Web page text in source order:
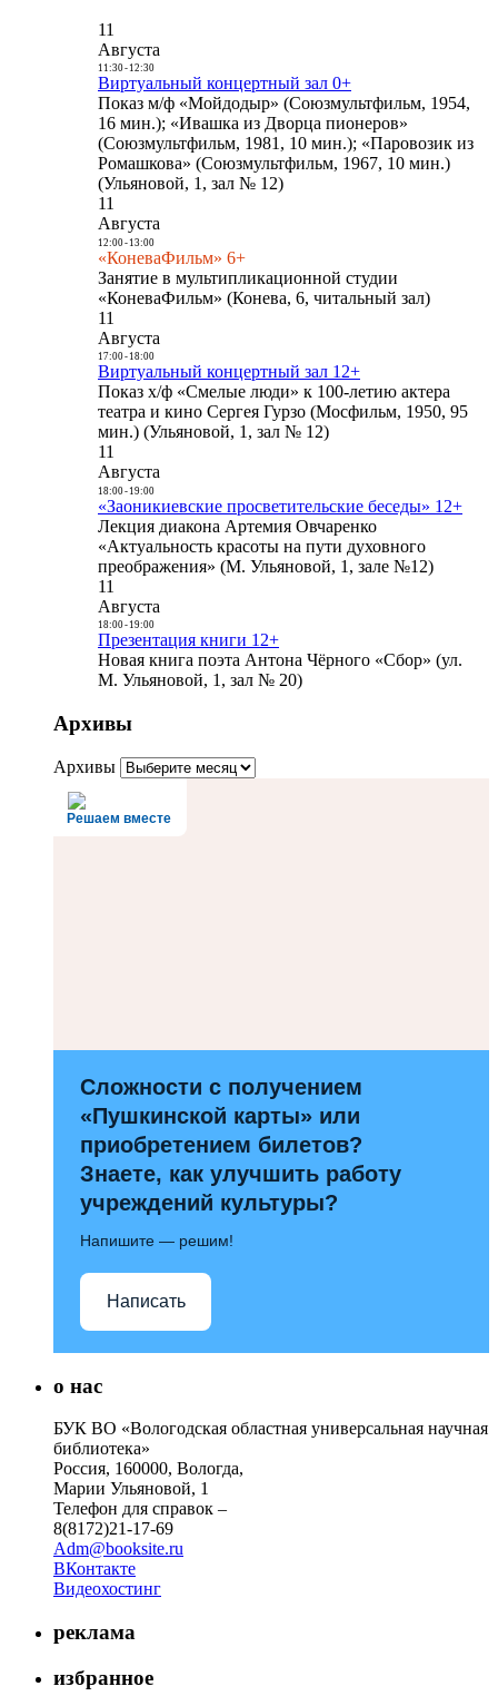
11
Августа
11:30- 12:30
Виртуальный концертный зал 0+
Показ м/ф «Мойдодыр» (Союзмультфильм, 1954,
16 мин.); «Ивашка из Дворца пионеров»
(Союзмультфильм, 1981, 10 мин.); «Паровозик из
Ромашкова» (Союзмультфильм, 1967, 10 мин.)
(Ульяновой, 1, зал № 12)
11
Августа
12:00- 13:00
«КоневаФильм» 6+
Занятие в мультипликационной студии
«КоневаФильм» (Конева, 6, читальный зал)
11
Августа
17:00- 18:00
Виртуальный концертный зал 12+
Показ х/ф «Смелые люди» к 100-летию актера
театра и кино Сергея Гурзо (Мосфильм, 1950, 95
мин.) (Ульяновой, 1, зал № 12)
11
Августа
18:00- 19:00
«Заоникиевские просветительские беседы» 12+
Лекция диакона Артемия Овчаренко
«Актуальность красоты на пути духовного
преображения» (М. Ульяновой, 1, зале №12)
11
Августа
18:00- 19:00
Презентация книги 12+
Новая книга поэта Антона Чёрного «Сбор» (ул.
М. Ульяновой, 1, зал № 20)
Архивы
Архивы
Решаем вместе
Сложности с получением
«Пушкинской карты» или
приобретением билетов?
Знаете, как улучшить работу
учреждений культуры?
Напишите — решим!
Написать
о нас
БУК ВО «Вологодская областная универсальная научная
библиотека»
Россия, 160000, Вологда,
Марии Ульяновой, 1
Телефон для справок –
8(8172)21-17-69
Adm@booksite.ru
ВКонтакте
Видеохостинг
реклама
избранное